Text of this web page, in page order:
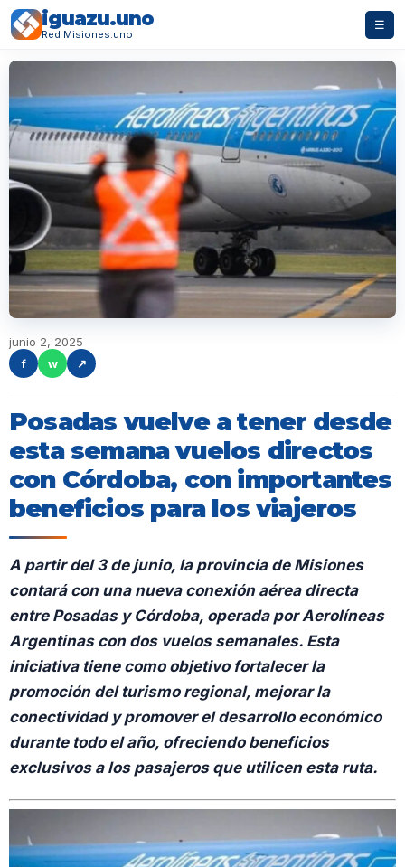
iguazu.uno
Red Misiones.uno
☰
junio 2, 2025
f
w ↗
Posadas vuelve a tener desde
esta semana vuelos directos
con Córdoba, con importantes
beneficios para los viajeros
A partir del 3 de junio, la provincia de Misiones
contará con una nueva conexión aérea directa
entre Posadas y Córdoba, operada por Aerolíneas
Argentinas con dos vuelos semanales. Esta
iniciativa tiene como objetivo fortalecer la
promoción del turismo regional, mejorar la
conectividad y promover el desarrollo económico
durante todo el año, ofreciendo beneficios
exclusivos a los pasajeros que utilicen esta ruta.